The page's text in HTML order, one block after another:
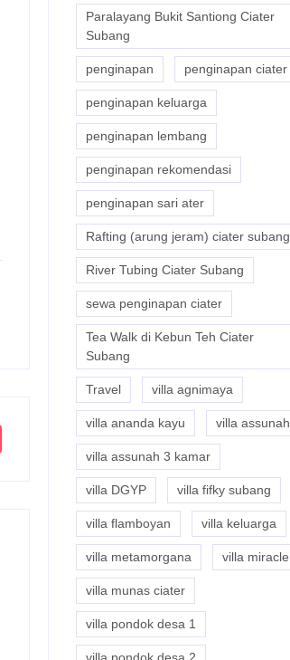
Paralayang Bukit Santiong Ciater
Subang
penginapan penginapan ciater
penginapan keluarga
penginapan lembang
penginapan rekomendasi
penginapan sari ater
Rafting (arung jeram) ciater subang
River Tubing Ciater Subang
sewa penginapan ciater
Tea Walk di Kebun Teh Ciater
Subang
Travel villa agnimaya
villa ananda kayu villa assunah
villa assunah 3 kamar
villa DGYP villa fifky subang
villa flamboyan villa keluarga
villa metamorgana villa miracle
villa munas ciater
villa pondok desa 1
villa pondok desa 2